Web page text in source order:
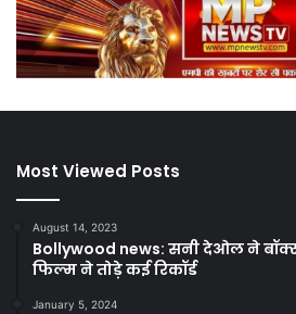
Most Viewed Posts
August 14, 2023
Bollywood news: सनी देओल ने
फिल्म ने तोड़े कई रिकॉर्ड
January 5, 2024